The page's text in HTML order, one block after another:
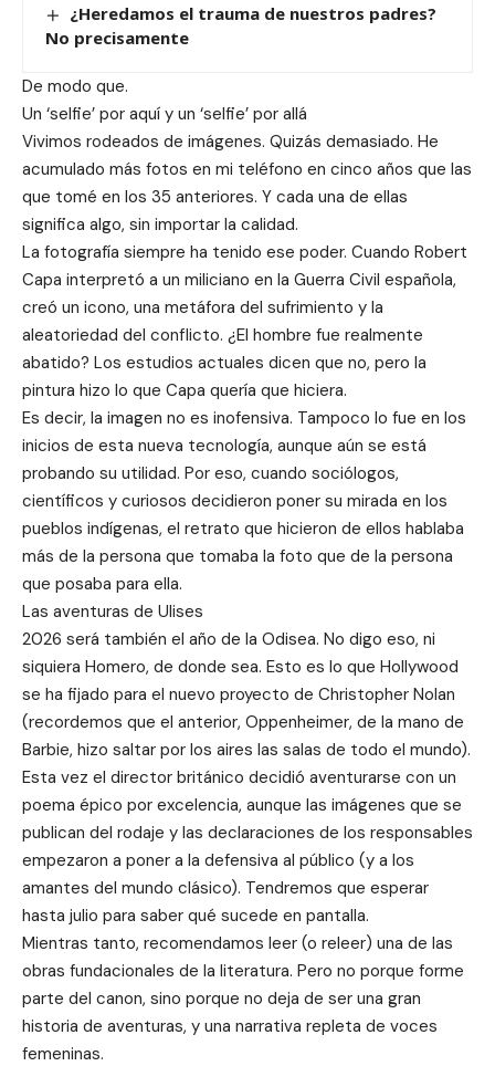
¿Heredamos el trauma de nuestros padres?
No precisamente
De modo que.
Un ‘selfie’ por aquí y un ‘selfie’ por allá
Vivimos rodeados de imágenes. Quizás demasiado. He
acumulado más fotos en mi teléfono en cinco años que las
que tomé en los 35 anteriores. Y cada una de ellas
significa algo, sin importar la calidad.
La fotografía siempre ha tenido ese poder. Cuando Robert
Capa interpretó a un miliciano en la Guerra Civil española,
creó un icono, una metáfora del sufrimiento y la
aleatoriedad del conflicto. ¿El hombre fue realmente
abatido? Los estudios actuales dicen que no, pero la
pintura hizo lo que Capa quería que hiciera.
Es decir, la imagen no es inofensiva. Tampoco lo fue en los
inicios de esta nueva tecnología, aunque aún se está
probando su utilidad. Por eso, cuando sociólogos,
científicos y curiosos decidieron poner su mirada en los
pueblos indígenas, el retrato que hicieron de ellos hablaba
más de la persona que tomaba la foto que de la persona
que posaba para ella.
Las aventuras de Ulises
2026 será también el año de la Odisea. No digo eso, ni
siquiera Homero, de donde sea. Esto es lo que Hollywood
se ha fijado para el nuevo proyecto de Christopher Nolan
(recordemos que el anterior, Oppenheimer, de la mano de
Barbie, hizo saltar por los aires las salas de todo el mundo).
Esta vez el director británico decidió aventurarse con un
poema épico por excelencia, aunque las imágenes que se
publican del rodaje y las declaraciones de los responsables
empezaron a poner a la defensiva al público (y a los
amantes del mundo clásico). Tendremos que esperar
hasta julio para saber qué sucede en pantalla.
Mientras tanto, recomendamos leer (o releer) una de las
obras fundacionales de la literatura. Pero no porque forme
parte del canon, sino porque no deja de ser una gran
historia de aventuras, y una narrativa repleta de voces
femeninas.